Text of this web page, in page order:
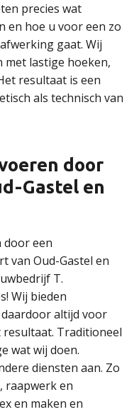
precies wat
en hoe u voor een zo
gaat. Wij
met lastige hoeken,
resultaat is een
als technisch van
door
Gastel en
door een
van Oud-Gastel en
T.
Wij bieden
altijd voor
Traditioneel
wat wij doen.
diensten aan. Zo
raapwerk en
en maken en